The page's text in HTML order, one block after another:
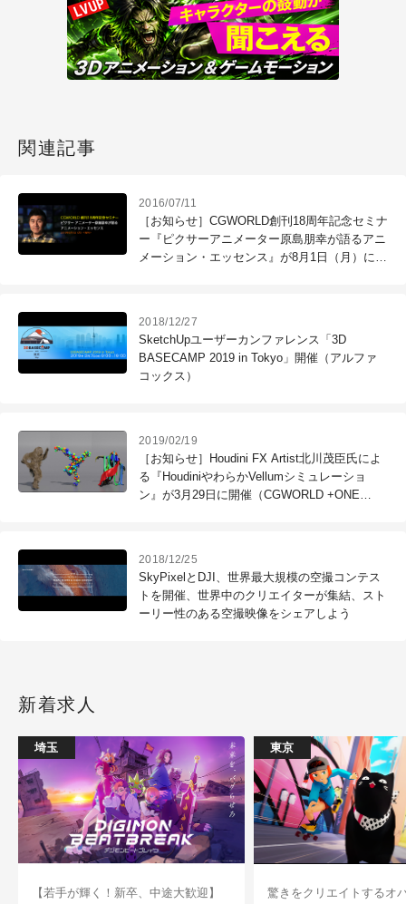
関連記事
2016/07/11
［お知らせ］CGWORLD創刊18周年記念セミナ
ー『ピクサーアニメーター原島朋幸が語るアニ
メーション・エッセンス』が8月1日（月）に開
2018/12/27
SketchUpユーザーカンファレンス「3D
BASECAMP 2019 in Tokyo」開催（アルファ
コックス）
2019/02/19
［お知らせ］Houdini FX Artist北川茂臣氏によ
る『HoudiniやわらかVellumシミュレーショ
ン』が3月29日に開催（CGWORLD +ONE
2018/12/25
SkyPixelとDJI、世界最大規模の空撮コンテス
トを開催、世界中のクリエイターが集結、スト
ーリー性のある空撮映像をシェアしよう
新着求人
埼玉
【若手が輝く！新卒、中途大歓迎】
東京
驚きをクリエイトするオ